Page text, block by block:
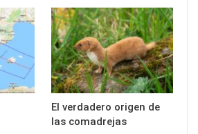
El verdadero origen de
las comadrejas